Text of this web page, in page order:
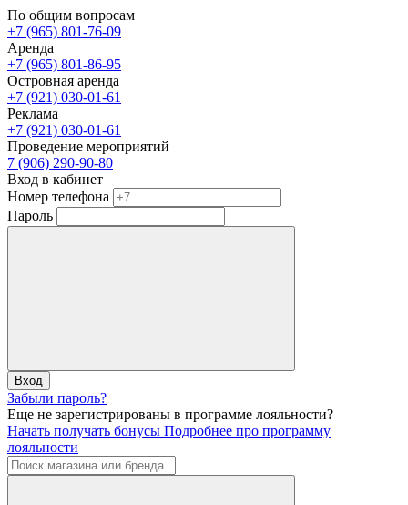
По общим вопросам
+7 (965) 801-76-09
Аренда
+7 (965) 801-86-95
Островная аренда
+7 (921) 030-01-61
Реклама
+7 (921) 030-01-61
Проведение мероприятий
7 (906) 290-90-80
Вход в кабинет
Номер телефона
Пароль
Вход
Забыли пароль?
Еще не зарегистрированы в программе лояльности?
Начать получать бонусы Подробнее про программу
лояльности